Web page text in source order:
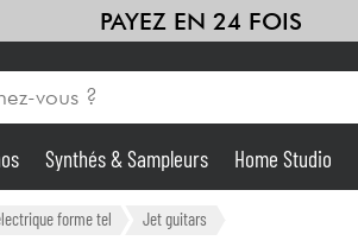
PAYEZ EN 24 FOIS
Amplis & Effets
Synthés & Sampleurs Home Studio
forme tel Jet guitars